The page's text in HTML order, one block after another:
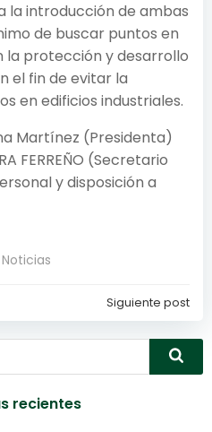
la introducción de ambas
de buscar puntos en
protección y desarrollo
el fin de evitar la
en edificios industriales.
Martínez (Presidenta)
FERREÑO (Secretario
y disposición a
Noticias
Navegación
entradas
Siguiente post
recientes